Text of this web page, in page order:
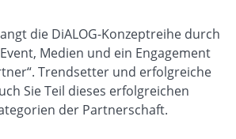
die DiALOG-Konzeptreihe durch
Medien und ein Engagement
Trendsetter und erfolgreiche
Sie Teil dieses erfolgreichen
der Partnerschaft.